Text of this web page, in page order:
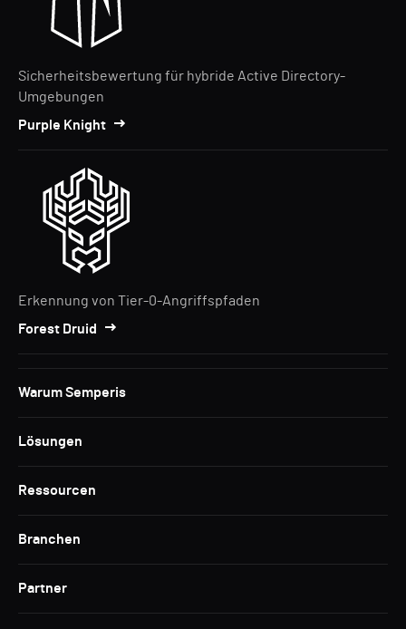
Sicherheitsbewertung für hybride Active Directory-
Umgebungen
Purple Knight
Erkennung von Tier-0-Angriffspfaden
Forest Druid
Warum Semperis
Lösungen
Ressourcen
Branchen
Partner